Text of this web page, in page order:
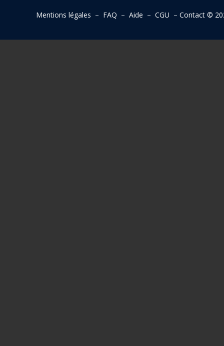
Mentions légales – FAQ – Aide – CGU – Contact©